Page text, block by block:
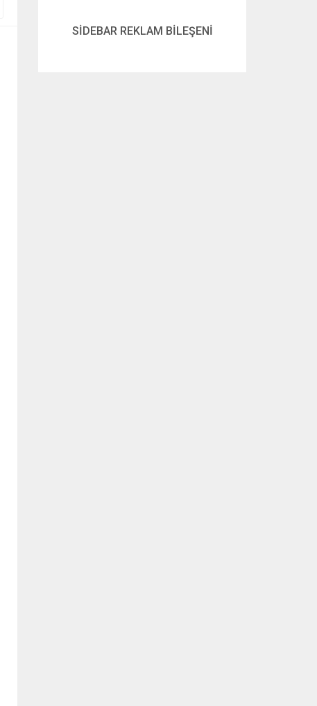
SİDEBAR REKLAM BİLEŞENİ